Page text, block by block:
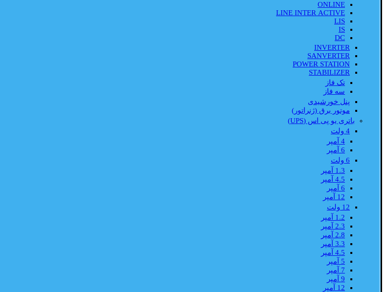
ONLINE
LINE INTER ACTIVE
LIS
IS
DC
INVERTER
SANVERTER
POWER STATION
STABILIZER
تک فاز
سه فاز
پنل خورشیدی
موتور برق (ژنراتور)
باتری یو پی اس (UPS)
4 ولت
4 آمپر
6 آمپر
6 ولت
1.3 آمپر
4.5 آمپر
6 آمپر
12 آمپر
12 ولت
1.2 آمپر
2.3 آمپر
2.8 آمپر
3.3 آمپر
4.5 آمپر
5 آمپر
7 آمپر
9 آمپر
12 آمپر